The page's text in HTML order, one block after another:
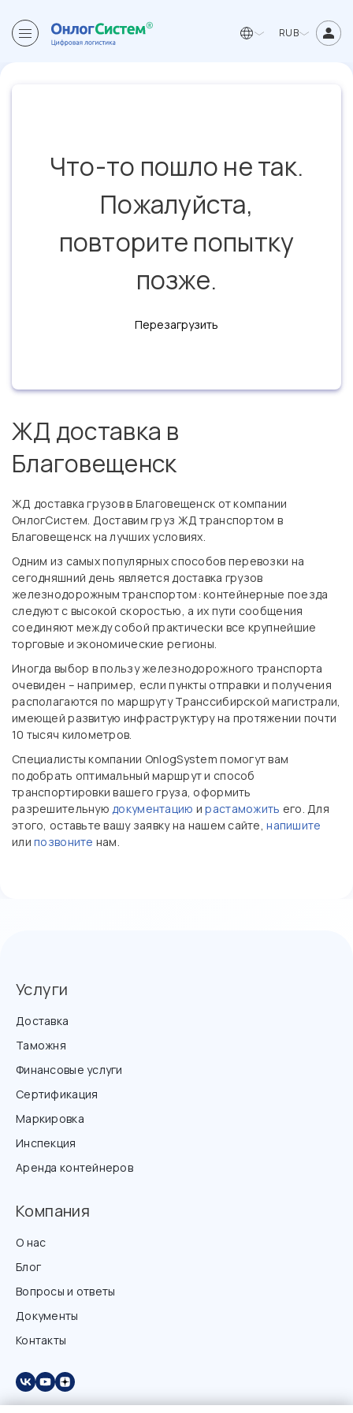
RUB
Что-то пошло не так.
Пожалуйста,
повторите попытку
позже.
Перезагрузить
ЖД доставка в
Благовещенск
ЖД доставка грузов в Благовещенск от компании
ОнлогСистем. Доставим груз ЖД транспортом в
Благовещенск на лучших условиях.
Одним из самых популярных способов перевозки на
сегодняшний день является доставка грузов
железнодорожным транспортом: контейнерные поезда
следуют с высокой скоростью, а их пути сообщения
соединяют между собой практически все крупнейшие
торговые и экономические регионы.
Иногда выбор в пользу железнодорожного транспорта
очевиден – например, если пункты отправки и получения
располагаются по маршруту Транссибирской магистрали,
имеющей развитую инфраструктуру на протяжении почти
10 тысяч километров.
Специалисты компании OnlogSystem помогут вам
подобрать оптимальный маршрут и способ
транспортировки вашего груза, оформить
разрешительнуюдокументацию ирастаможить его. Для
этого, оставьте вашу заявку на нашем сайте,напишите
илипозвоните нам.
Услуги
Доставка
Таможня
Финансовые услуги
Сертификация
Маркировка
Инспекция
Аренда контейнеров
Компания
О нас
Блог
Вопросы и ответы
Документы
Контакты